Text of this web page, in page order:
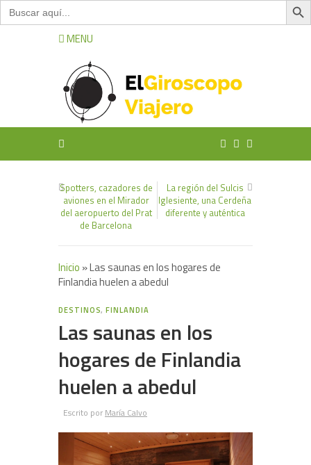
Buscar:
MENU
Spotters, cazadores de
aviones en el Mirador
del aeropuerto del Prat
de Barcelona
La región del Sulcis
Iglesiente, una Cerdeña
diferente y auténtica
Inicio »Las saunas en los hogares de
Finlandia huelen a abedul
DESTINOS,FINLANDIA
Las saunas en los
hogares de Finlandia
huelen a abedul
Escrito por María Calvo